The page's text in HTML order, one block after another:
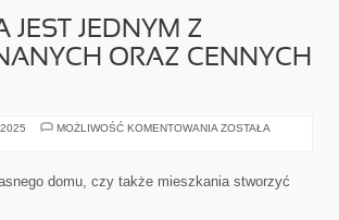
JEST JEDNYM Z
ORAZ CENNYCH
MOŻLIWOŚĆ KOMENTOWANIA WYTWÓRCZOŚĆ
Z
ZNACZNIE
ZOSTAŁA
domu, czy także mieszkania stworzyć